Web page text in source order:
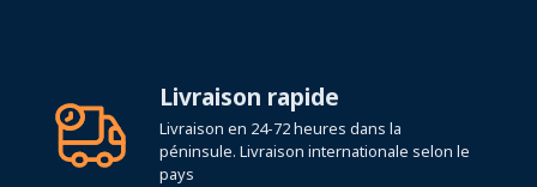
Livraison rapide
Livraison en 24-72 heures dans la
péninsule. Livraison internationale selon le
pays